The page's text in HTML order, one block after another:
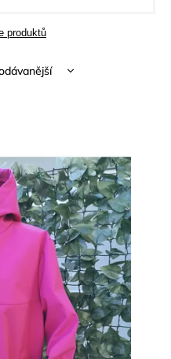
produktů